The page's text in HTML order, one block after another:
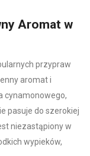
Aromat w
przypraw
aromat i
cynamonowego,
pasuje do szerokiej
niezastąpiony w
wypieków,